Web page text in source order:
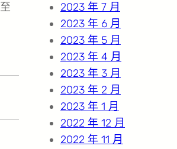
2023 年 7 月
2023 年 6 月
2023 年 5 月
2023 年 4 月
2023 年 3 月
2023 年 2 月
2023 年 1 月
2022 年 12 月
2022 年 11 月